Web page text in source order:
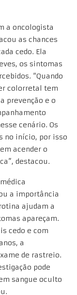
a oncologista
as chances
cedo. Ela
os sintomas
“Quando
colorretal tem
prevenção e o
cenário. Os
no início, por isso
acender o
destacou.
a importância
ajudam a
apareçam.
cedo e com
a
de rastreio.
pode
sangue oculto